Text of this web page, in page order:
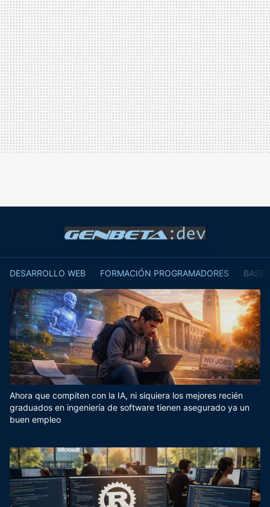
DESARROLLO WEB FORMACIÓN PROGRAMADORES
Ahora que compiten con la IA, ni siquiera los mejores recién
graduados en ingeniería de software tienen asegurado ya un
buen empleo